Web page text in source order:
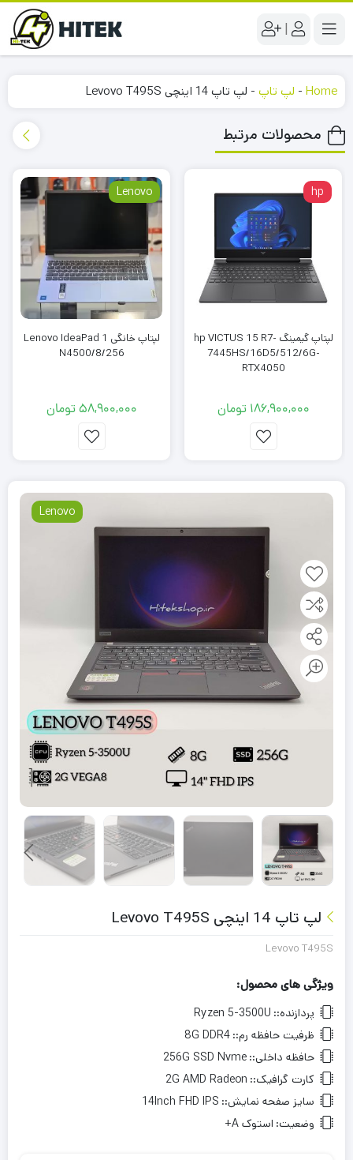
|
Home
- لپ تاپ - لپ تاپ 14 اینچی Levovo T495S
محصولات مرتبط
hp
لپتاپ گیمینگ hp VICTUS 15 R7-
7445HS/16D5/512/6G-
RTX4050
186,900,000 تومان
Lenovo
لپتاپ خانگی Lenovo IdeaPad 1
N4500/8/256
58,900,000تومان
Lenovo
لپ تاپ 14 اینچی Levovo T495S
Levovo T495S
ویژگی های محصول:
پردازنده:: Ryzen 5-3500U
ظرفیت حافظه رم:: 8G DDR4
حافظه داخلی:: 256G SSD Nvme
کارت گرافیک:: 2G AMD Radeon
سایز صفحه نمایش:: 14Inch FHD IPS
وضعیت: استوک A+